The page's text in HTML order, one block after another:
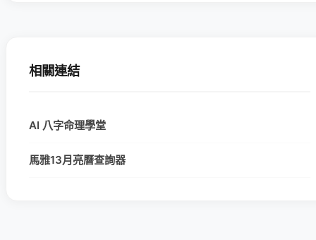
相關連結
AI 八字命理學堂
馬雅13月亮曆查詢器